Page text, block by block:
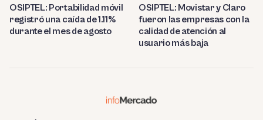
OSIPTEL: Portabilidad móvil
registró una caída de 1.11%
durante el mes de agosto
OSIPTEL: Movistar y Claro
fueron las empresas con la
calidad de atención al
usuario más baja